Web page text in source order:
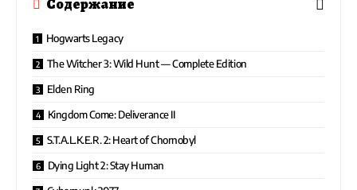
Содержание
Hogwarts Legacy
The Witcher 3: Wild Hunt — Complete Edition
Elden Ring
Kingdom Come: Deliverance II
S.T.A.L.K.E.R. 2: Heart of Chornobyl
Dying Light 2: Stay Human